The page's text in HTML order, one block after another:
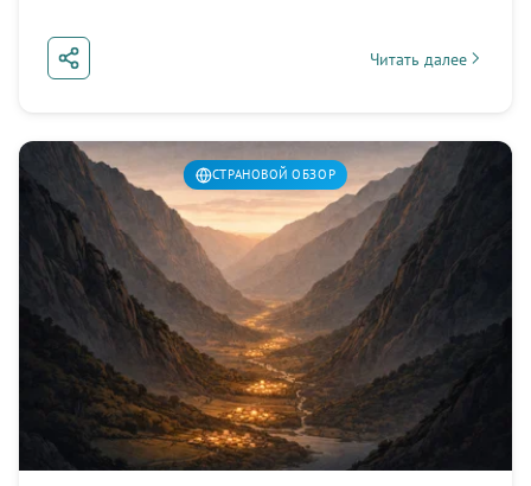
Читать далее
about Узбекистан:
СТРАНОВОЙ ОБЗОР